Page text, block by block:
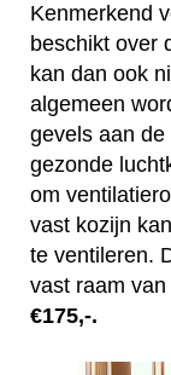
Kenmerkend
beschikt over
kan dan ook
algemeen
gevels aan
gezonde
om
vast kozijn
te ventileren.
vast raam
€175,-.